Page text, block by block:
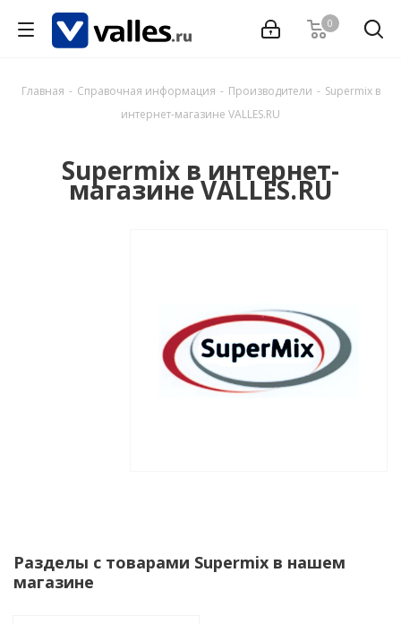
0
Главная - Справочная информация - Производители - Supermix в
интернет-магазине VALLES.RU
Supermix в интернет-
магазине VALLES.RU
Разделы с товарами Supermix в нашем
магазине